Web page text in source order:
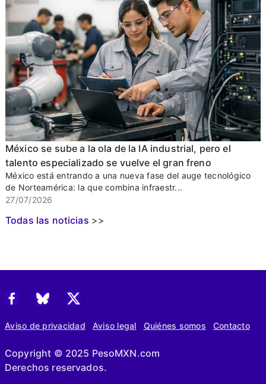
México se sube a la ola de la IA industrial, pero el
talento especializado se vuelve el gran freno
México está entrando a una nueva fase del auge tecnológico
de Norteamérica: la que combina infraestr...
27/07/2026
Todas las noticias >>
Aviso de privacidad Aviso legal Quiénes somos Contacto
Copyright © 2025 PesoMXN.com
Derechos reservados.